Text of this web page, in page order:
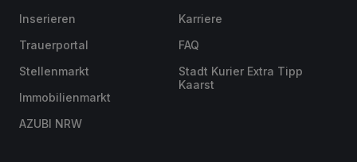
Inserieren
Trauerportal
Stellenmarkt
Immobilienmarkt
AZUBI NRW
Karriere
FAQ
Stadt Kurier Extra Tipp
Kaarst